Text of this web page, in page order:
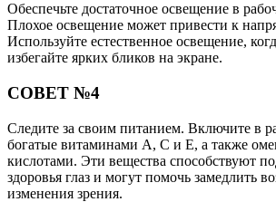
Обеспечьте достаточное освещение в
Плохое освещение может привести к
Используйте естественное освещение,
избегайте ярких бликов на экране.
СОВЕТ №4
Следите за своим питанием. Включите в
богатые витаминами A, C и E, а также
кислотами. Эти вещества способствуют
здоровья глаз и могут помочь замедлить
изменения зрения.